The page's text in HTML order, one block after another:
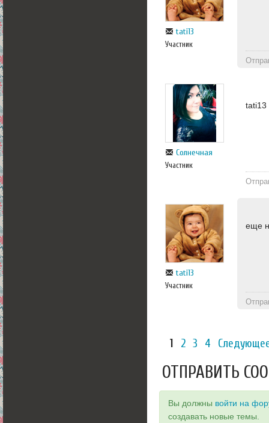
tati13
Участник
Солнечная
Участник
tati13
tati13
Участник
еще
1 2 3 4
ОТПРАВИТЬ
Вы должны войти на
создавать новые темы.